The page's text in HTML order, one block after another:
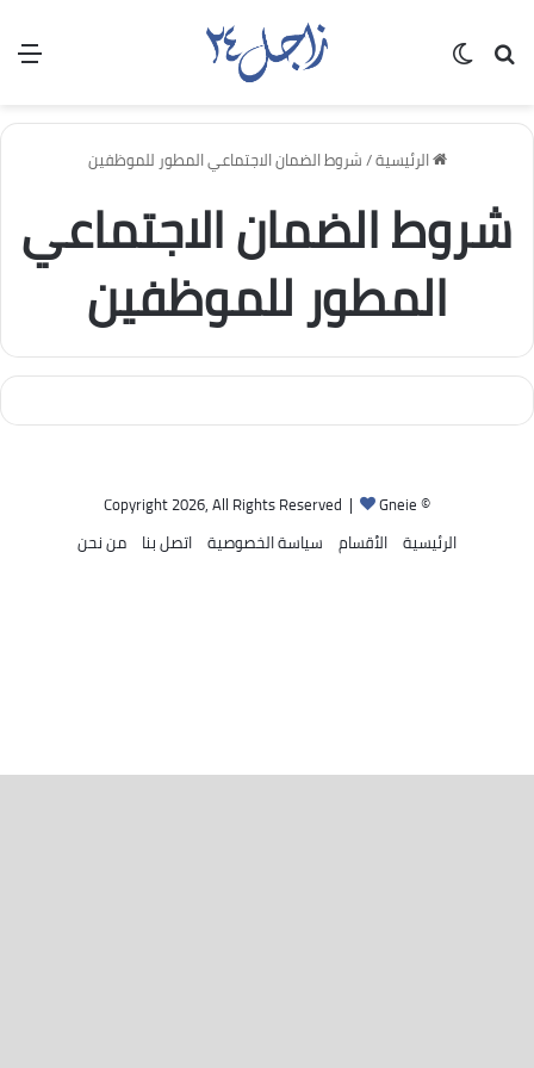
بحث عن
الرئيسية/شروط الضمان الاجتماعي المطور للموظفين
شروط الضمان الاجتماعي
المطور للموظفين
© Copyright 2026, All Rights Reserved |
Gneie
الرئيسية الأقسام سياسة الخصوصية اتصل بنا من نحن